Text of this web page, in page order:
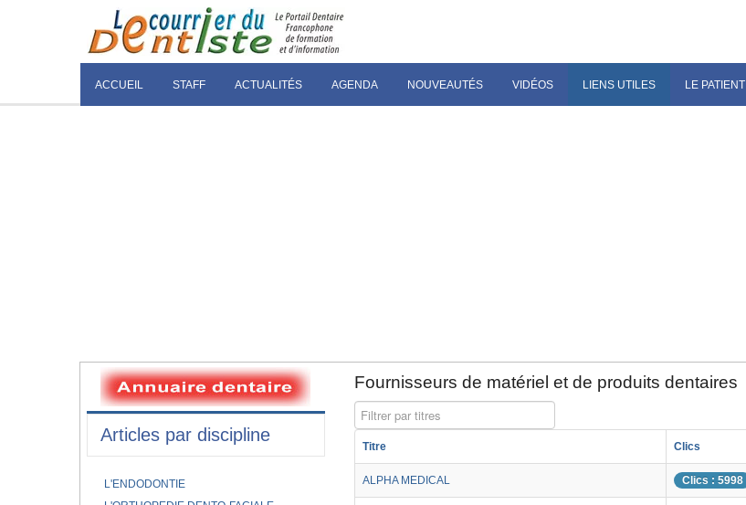
ACCUEIL STAFF ACTUALITÉS AGENDA NOUVEAUTÉS VIDÉOS LIENS UTILES LE PATIENT
Fournisseurs de matériel et de produits dentaires
Filtrer par titres
Titre Clics
ALPHA MEDICAL Clics : 5998
Articles par discipline
L'ENDODONTIE